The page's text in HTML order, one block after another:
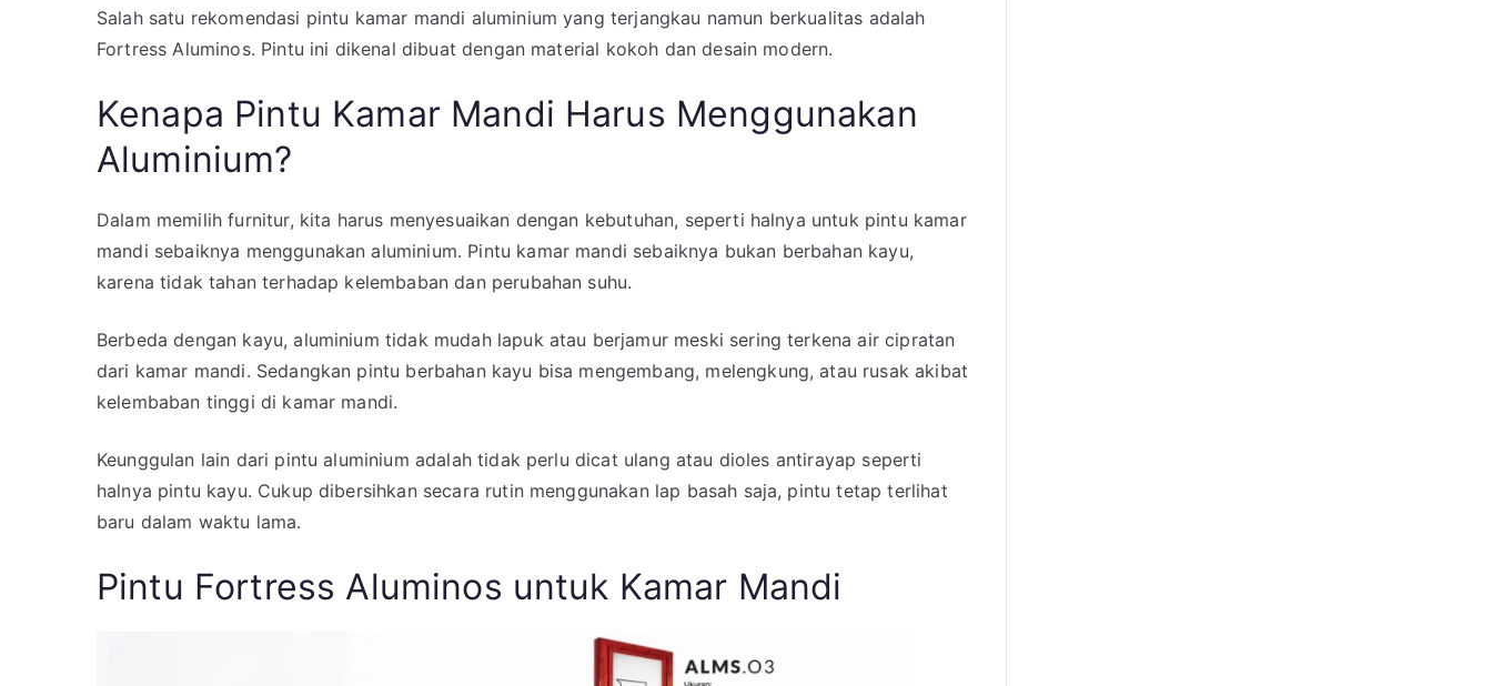
Salah satu rekomendasi pintu kamar mandi aluminium yang terjangkau namun berkualitas adalah
Fortress Aluminos. Pintu ini dikenal dibuat dengan material kokoh dan desain modern.
Kenapa Pintu Kamar Mandi Harus Menggunakan
Aluminium?
Dalam memilih furnitur, kita harus menyesuaikan dengan kebutuhan, seperti halnya untuk pintu kamar
mandi sebaiknya menggunakan aluminium. Pintu kamar mandi sebaiknya bukan berbahan kayu,
karena tidak tahan terhadap kelembaban dan perubahan suhu.
Berbeda dengan kayu, aluminium tidak mudah lapuk atau berjamur meski sering terkena air cipratan
dari kamar mandi. Sedangkan pintu berbahan kayu bisa mengembang, melengkung, atau rusak akibat
kelembaban tinggi di kamar mandi.
Keunggulan lain dari pintu aluminium adalah tidak perlu dicat ulang atau dioles antirayap seperti
halnya pintu kayu. Cukup dibersihkan secara rutin menggunakan lap basah saja, pintu tetap terlihat
baru dalam waktu lama.
Pintu Fortress Aluminos untuk Kamar Mandi